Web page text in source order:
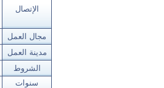
الإتصال
مجال العمل
مدينة العمل
الشروط
سنوات